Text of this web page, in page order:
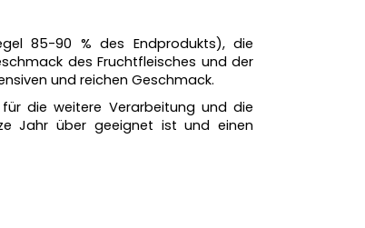
85-90 % des Endprodukts), die
des Fruchtfleisches und der
und reichen Geschmack.
die weitere Verarbeitung und die
Jahr über geeignet ist und einen